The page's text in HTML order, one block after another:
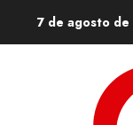
7 de agosto